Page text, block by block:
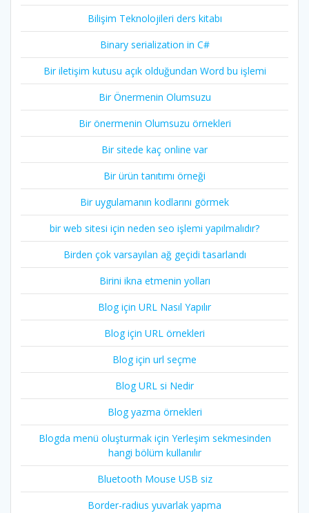
Bilişim Teknolojileri ders kitabı
Binary serialization in C#
Bir iletişim kutusu açık olduğundan Word bu işlemi
Bir Önermenin Olumsuzu
Bir önermenin Olumsuzu örnekleri
Bir sitede kaç online var
Bir ürün tanıtımı örneği
Bir uygulamanın kodlarını görmek
bir web sitesi için neden seo işlemi yapılmalıdır?
Birden çok varsayılan ağ geçidi tasarlandı
Birini ikna etmenin yolları
Blog için URL Nasıl Yapılır
Blog için URL örnekleri
Blog için url seçme
Blog URL si Nedir
Blog yazma örnekleri
Blogda menü oluşturmak için Yerleşim sekmesinden
hangi bölüm kullanılır
Bluetooth Mouse USB siz
Border-radius yuvarlak yapma